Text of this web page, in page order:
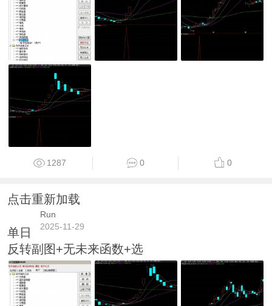
1287 0 0
点击重新加载
Run
2025-11-29
单日
反转副图+无未来函数+选